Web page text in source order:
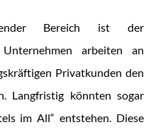
Bereich ist der
arbeiten an
Privatkunden den
Langfristig könnten sogar
im All“ entstehen. Diese